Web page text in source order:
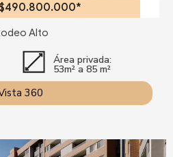
Alto
Área privada:
53m² a 85 m²
360